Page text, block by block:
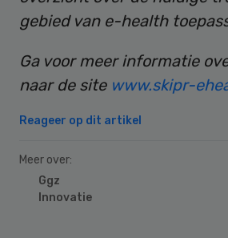
gebied van e-health
Ga voor meer informatie
naar de site www.skipr-
Reageer op dit artikel
Meer over:
Ggz
Innovatie